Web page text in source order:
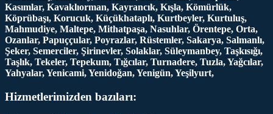
Kasımlar, Kavaklıorman, Kayrancık, Kışla, Kömürlük,
Köprübaşı, Korucuk, Küçükhataplı, Kurtbeyler, Kurtuluş,
Mahmudiye, Maltepe, Mithatpaşa, Nasuhlar, Örentepe, Orta,
Ozanlar, Papuççular, Poyrazlar, Rüstemler, Sakarya, Salmanlı,
Şeker, Semerciler, Şirinevler, Solaklar, Süleymanbey, Taşkısığı,
Taşlık, Tekeler, Tepekum, Tığcılar, Turnadere, Tuzla, Yağcılar,
Yahyalar, Yenicami, Yenidoğan, Yenigün, Yeşilyurt,
Hizmetlerimizden bazıları: